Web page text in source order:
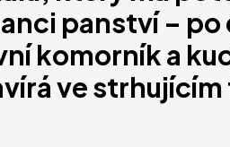
panství –
komorník a
ve